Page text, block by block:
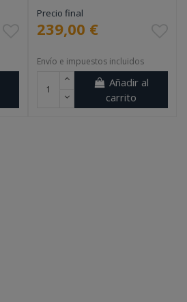
Precio final
239,00 €
Envío e impuestos incluidos
Añadir al
carrito